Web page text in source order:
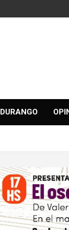
DURANGO